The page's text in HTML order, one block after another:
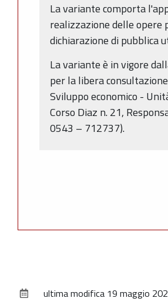
La variante comporta
realizzazione delle opere
dichiarazione di pubblica
La variante è in vigore
per la libera
Sviluppo economico -
Corso Diaz n. 21,
0543 – 712737).
documentoultima modifica 19 maggio